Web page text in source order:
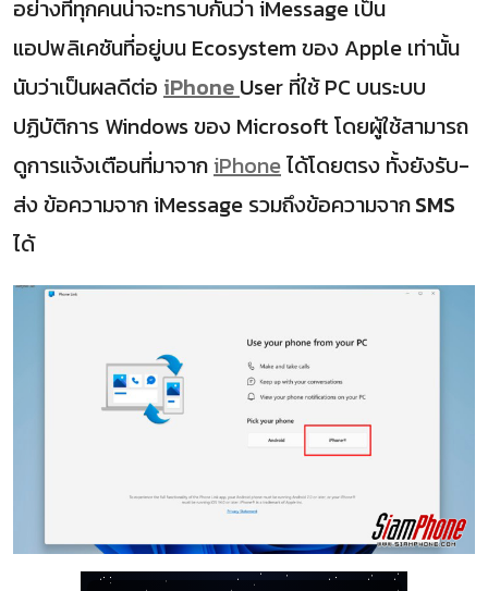
อย่างที่ทุกคนน่าจะทราบกันว่า iMessage เป็น
แอปพลิเคชันที่อยู่บน Ecosystem ของ Apple เท่านั้น
นับว่าเป็นผลดีต่อ iPhone User ที่ใช้ PC บนระบบ
ปฏิบัติการ Windows ของ Microsoft โดยผู้ใช้สามารถ
ดูการแจ้งเตือนที่มาจากiPhoneได้โดยตรง ทั้งยังรับ-
ส่ง ข้อความจาก iMessage รวมถึงข้อความจากSMS
ได้